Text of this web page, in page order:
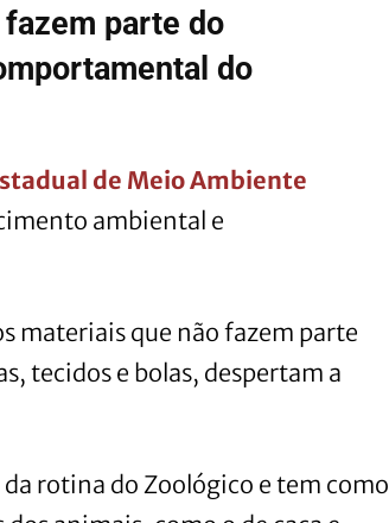
parte do
do
de Meio Ambiente
ambiental e
materiais que não fazem parte
tecidos e bolas, despertam a
rotina do Zoológico e tem como